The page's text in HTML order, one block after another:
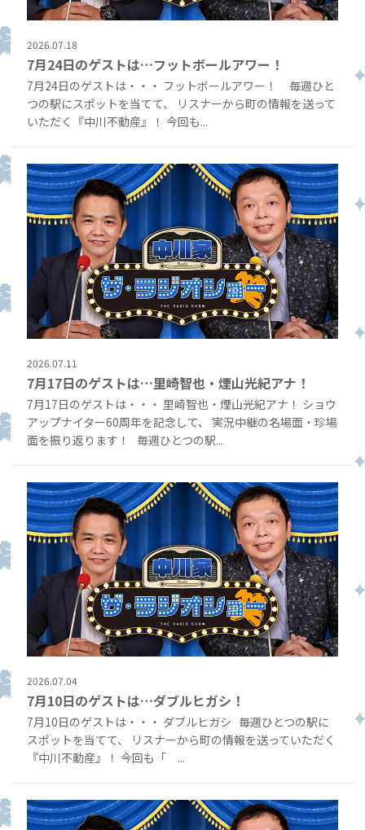
2026.07.18
7月24日のゲストは…フットボールアワー！
7月24日のゲストは・・・ フットボールアワー！ 毎週ひと
つの駅にスポットを当てて、 リスナーから町の情報を送って
いただく『中川不動産』！ 今回も...
2026.07.11
7月17日のゲストは…里崎智也・煙山光紀アナ！
7月17日のゲストは・・・ 里崎智也・煙山光紀アナ！ ショウ
アップナイター60周年を記念して、 実況中継の名場面・珍場
面を振り返ります！ 毎週ひとつの駅...
2026.07.04
7月10日のゲストは…ダブルヒガシ！
7月10日のゲストは・・・ ダブルヒガシ 毎週ひとつの駅に
スポットを当てて、 リスナーから町の情報を送っていただく
『中川不動産』！ 今回も「 ...